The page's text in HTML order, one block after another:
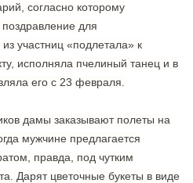
согласно которому
для
участниц «подлетала» к
исполняла пчелиный танец и в
его с 23 февраля.
дамы заказывают полеты на
мужчине предлагается
правда, под чутким
Дарят цветочные букеты в виде